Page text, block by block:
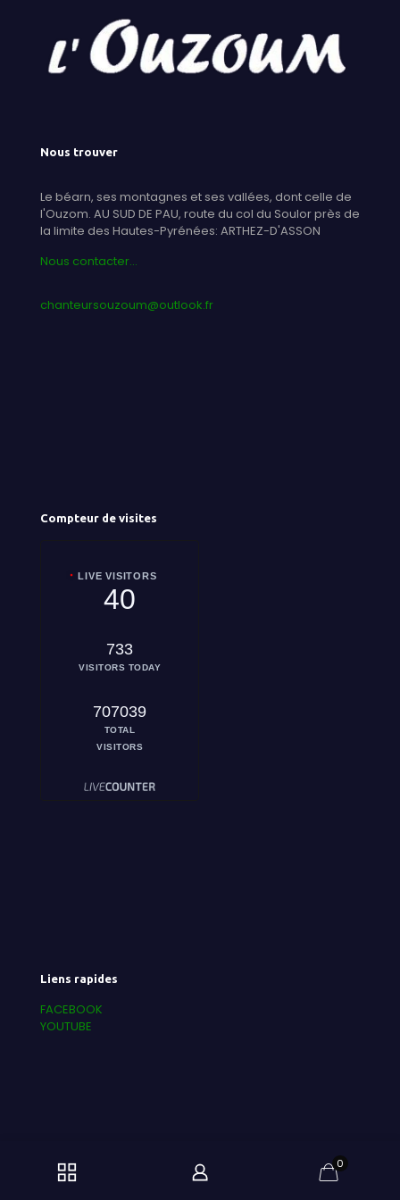
Nous trouver
Le béarn, ses montagnes et ses vallées, dont celle de
l'Ouzom. AU SUD DE PAU, route du col du Soulor près de
la limite des Hautes-Pyrénées: ARTHEZ-D'ASSON
Nous contacter...
chanteursouzoum@outlook.fr
Compteur de visites
LIVE VISITORS
40
733
VISITORS TODAY
707039
TOTAL
VISITORS
Liens rapides
FACEBOOK
YOUTUBE
0